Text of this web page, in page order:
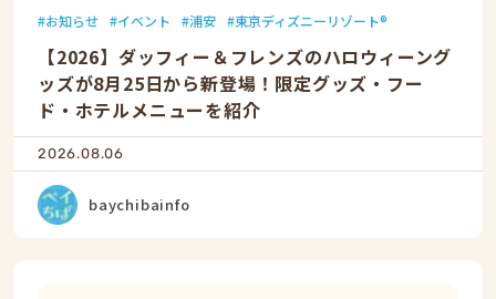
お知らせ イベント 浦安 東京ディズニーリゾート®
【2026】ダッフィー＆フレンズのハロウィーング
ッズが8月25日から新登場！限定グッズ・フー
ド・ホテルメニューを紹介
2026.08.06
baychibainfo